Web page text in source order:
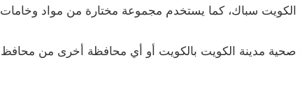
الكويت سباك، كما يستخدم مجموعة مختارة من مواد وخامات
صحية مدينة الكويت بالكويت أو أي محافظة أخرى من محافظ